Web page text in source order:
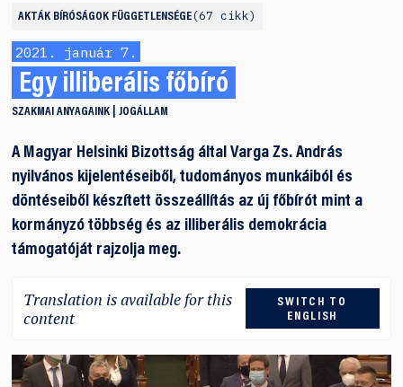
AKTÁK BÍRÓSÁGOK FÜGGETLENSÉGE 67 cikk
2021. január 7.
Egy illiberális főbíró
SZAKMAI ANYAGAINK JOGÁLLAM
A Magyar Helsinki Bizottság által Varga Zs. András
nyilvános kijelentéseiből, tudományos munkáiból és
döntéseiből készített összeállítás az új főbírót mint a
kormányzó többség és az illiberális demokrácia
támogatóját rajzolja meg.
Translation is available for this
content
SWITCH TO
ENGLISH